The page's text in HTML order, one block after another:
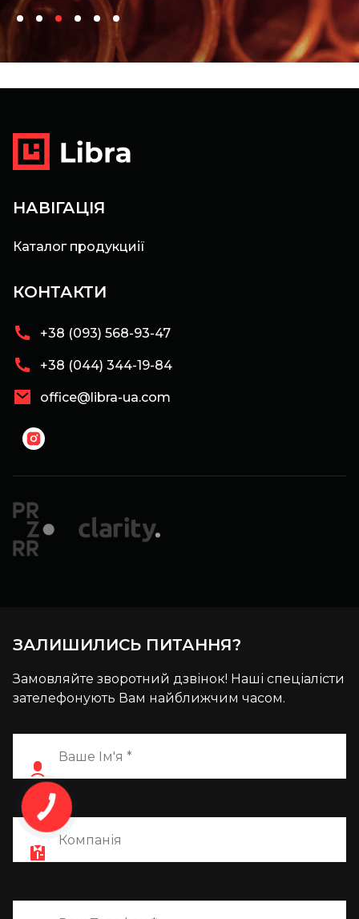
КОНТАКТИ
+38 (093) 568-93-47
+38 (044) 344-19-84
office@libra-ua.com
НАВІГАЦІЯ
Каталог продукциії
ЗАЛИШИЛИСЬ ПИТАННЯ?
Замовляйте зворотний дзвінок! Наші спеціалісти
зателефонують Вам найближчим часом.